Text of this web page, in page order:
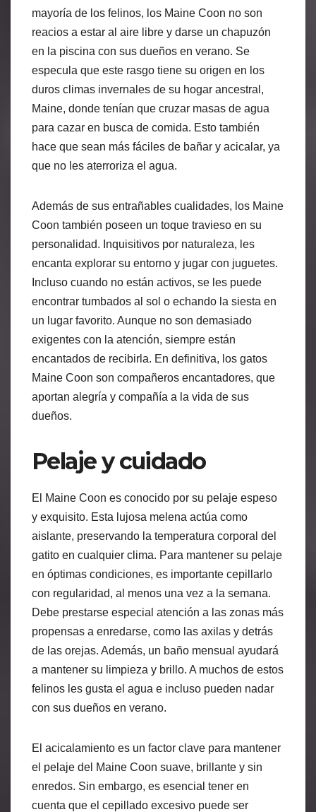
mayoría de los felinos, los Maine Coon no son
reacios a estar al aire libre y darse un chapuzón
en la piscina con sus dueños en verano. Se
especula que este rasgo tiene su origen en los
duros climas invernales de su hogar ancestral,
Maine, donde tenían que cruzar masas de agua
para cazar en busca de comida. Esto también
hace que sean más fáciles de bañar y acicalar, ya
que no les aterroriza el agua.
Además de sus entrañables cualidades, los Maine
Coon también poseen un toque travieso en su
personalidad. Inquisitivos por naturaleza, les
encanta explorar su entorno y jugar con juguetes.
Incluso cuando no están activos, se les puede
encontrar tumbados al sol o echando la siesta en
un lugar favorito. Aunque no son demasiado
exigentes con la atención, siempre están
encantados de recibirla. En definitiva, los gatos
Maine Coon son compañeros encantadores, que
aportan alegría y compañía a la vida de sus
dueños.
Pelaje y cuidado
El Maine Coon es conocido por su pelaje espeso
y exquisito. Esta lujosa melena actúa como
aislante, preservando la temperatura corporal del
gatito en cualquier clima. Para mantener su pelaje
en óptimas condiciones, es importante cepillarlo
con regularidad, al menos una vez a la semana.
Debe prestarse especial atención a las zonas más
propensas a enredarse, como las axilas y detrás
de las orejas. Además, un baño mensual ayudará
a mantener su limpieza y brillo. A muchos de estos
felinos les gusta el agua e incluso pueden nadar
con sus dueños en verano.
El acicalamiento es un factor clave para mantener
el pelaje del Maine Coon suave, brillante y sin
enredos. Sin embargo, es esencial tener en
cuenta que el cepillado excesivo puede ser